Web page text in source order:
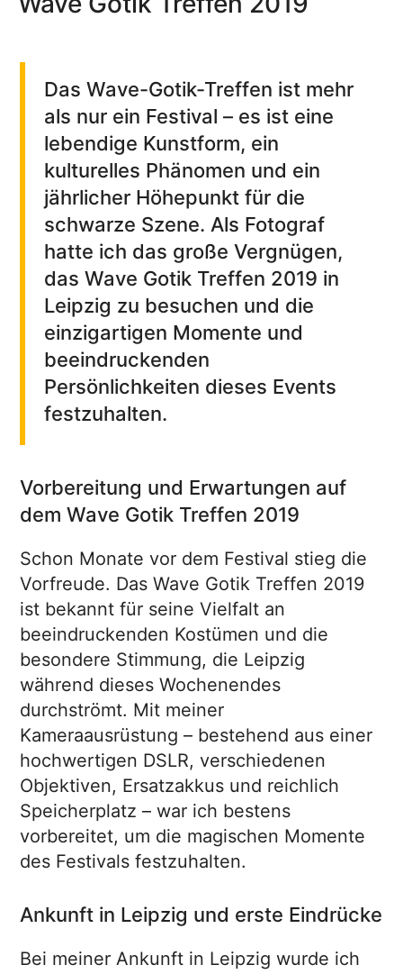
Das Wave-Gotik-Treffen ist mehr
als nur ein Festival – es ist eine
lebendige Kunstform, ein
kulturelles Phänomen und ein
jährlicher Höhepunkt für die
schwarze Szene. Als Fotograf
hatte ich das große Vergnügen,
das Wave Gotik Treffen 2019 in
Leipzig zu besuchen und die
einzigartigen Momente und
beeindruckenden
Persönlichkeiten dieses Events
festzuhalten.
Vorbereitung und Erwartungen auf
dem Wave Gotik Treffen 2019
Schon Monate vor dem Festival stieg die
Vorfreude. Das Wave Gotik Treffen 2019
ist bekannt für seine Vielfalt an
beeindruckenden Kostümen und die
besondere Stimmung, die Leipzig
während dieses Wochenendes
durchströmt. Mit meiner
Kameraausrüstung – bestehend aus einer
hochwertigen DSLR, verschiedenen
Objektiven, Ersatzakkus und reichlich
Speicherplatz – war ich bestens
vorbereitet, um die magischen Momente
des Festivals festzuhalten.
Ankunft in Leipzig und erste Eindrücke
Bei meiner Ankunft in Leipzig wurde ich